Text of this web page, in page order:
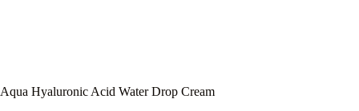
Aqua Hyaluronic Acid Water Drop Cream